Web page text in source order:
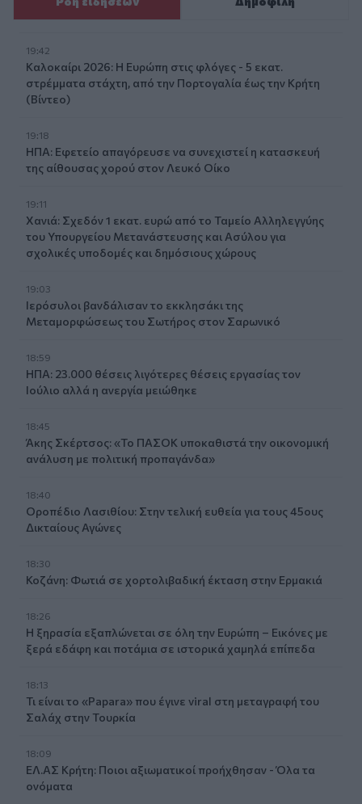
19:42
Καλοκαίρι 2026: Η Ευρώπη στις φλόγες - 5 εκατ.
στρέμματα στάχτη, από την Πορτογαλία έως την Κρήτη
(Βίντεο)
19:18
ΗΠΑ: Εφετείο απαγόρευσε να συνεχιστεί η κατασκευή
της αίθουσας χορού στον Λευκό Οίκο
19:11
Χανιά: Σχεδόν 1 εκατ. ευρώ από το Ταμείο Αλληλεγγύης
του Υπουργείου Μετανάστευσης και Ασύλου για
σχολικές υποδομές και δημόσιους χώρους
19:03
Ιερόσυλοι βανδάλισαν το εκκλησάκι της
Μεταμορφώσεως του Σωτήρος στον Σαρωνικό
18:59
ΗΠΑ: 23.000 θέσεις λιγότερες θέσεις εργασίας τον
Ιούλιο αλλά η ανεργία μειώθηκε
18:45
Άκης Σκέρτσος: «Το ΠΑΣΟΚ υποκαθιστά την οικονομική
ανάλυση με πολιτική προπαγάνδα»
18:40
Οροπέδιο Λασιθίου: Στην τελική ευθεία για τους 45ους
Δικταίους Αγώνες
18:30
Κοζάνη: Φωτιά σε χορτολιβαδική έκταση στην Ερμακιά
18:26
Η ξηρασία εξαπλώνεται σε όλη την Ευρώπη – Εικόνες με
ξερά εδάφη και ποτάμια σε ιστορικά χαμηλά επίπεδα
18:13
Τι είναι το «Papara» που έγινε viral στη μεταγραφή του
Σαλάχ στην Τουρκία
18:09
ΕΛ.ΑΣ Κρήτη: Ποιοι αξιωματικοί προήχθησαν - Όλα τα
ονόματα